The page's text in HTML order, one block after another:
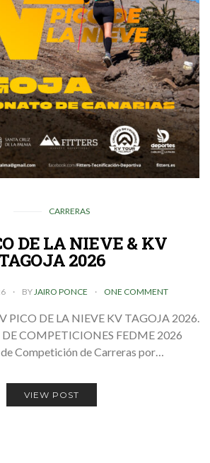
CARRERAS
DE LA NIEVE & KV
2026
BY JAIRO PONCE ONE COMMENT
PICO DE LA NIEVE KV TAGOJA 2026.
COMPETICIONES FEDME 2026
Competición de Carreras por…
VIEW POST